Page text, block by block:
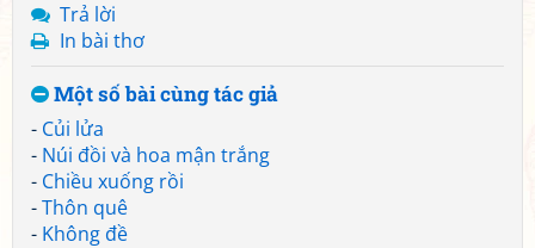
Trả lời
In bài thơ
Một số bài cùng tác giả
- Củi lửa
- Núi đồi và hoa mận trắng
- Chiều xuống rồi
-Thôn quê
- Không đề